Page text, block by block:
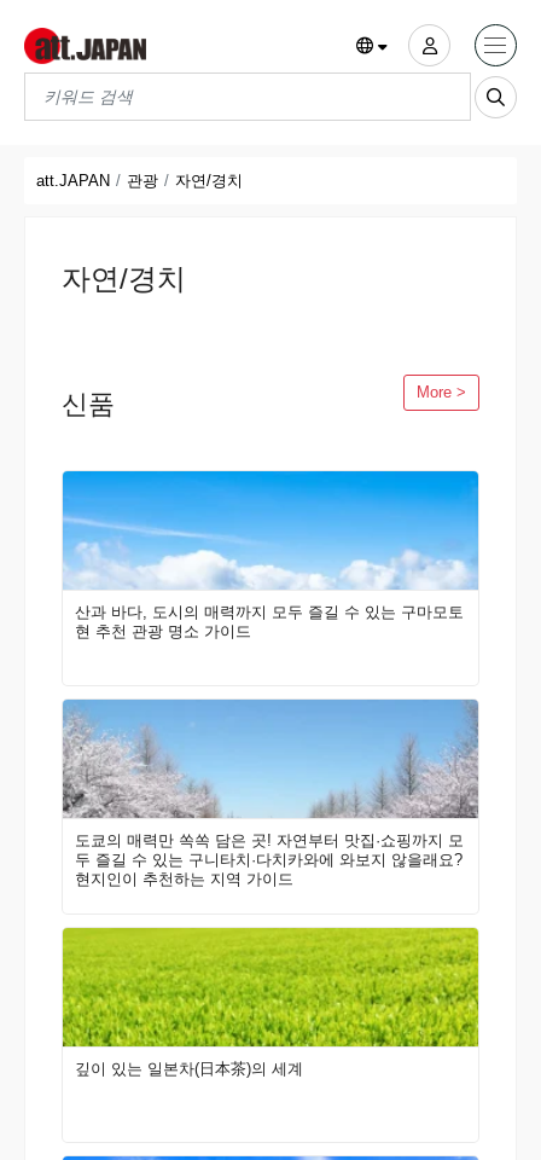
Translations title cont
att.JAPAN 관광 자연/경치
자연/경치
신품 More >
산과 바다, 도시의 매력까지 모두 즐길 수 있는 구마모토
현 추천 관광 명소 가이드
도쿄의 매력만 쏙쏙 담은 곳! 자연부터 맛집·쇼핑까지 모
두 즐길 수 있는 구니타치·다치카와에 와보지 않을래요?
현지인이 추천하는 지역 가이드
깊이 있는 일본차(日本茶)의 세계